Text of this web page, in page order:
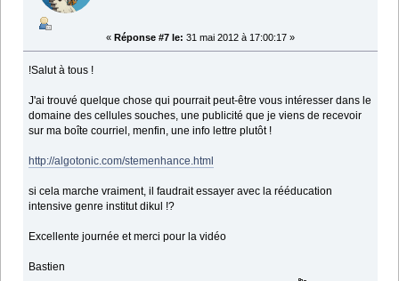
« Réponse #7 le: 31 mai 2012 à 17:00:17 »
!Salut à tous !
J'ai trouvé quelque chose qui pourrait peut-être vous intéresser dans le
domaine des cellules souches, une publicité que je viens de recevoir
sur ma boîte courriel, menfin, une info lettre plutôt !
http://algotonic.com/stemenhance.html
si cela marche vraiment, il faudrait essayer avec la rééducation
intensive genre institut dikul !?
Excellente journée et merci pour la vidéo
Bastien